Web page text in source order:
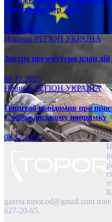
Урсула фон дер Ляєн
08.17.2025
Новини РЕГІОН УКРАЇНА
Завтра презентуємо план
08.17.2025
НовиниРЕГІОНУКРАЇНА
Генштаб повідомив про
Слобожанському напрямку
08.17.2025
gazeta.topor.od@gmail.com или
627-20-65.